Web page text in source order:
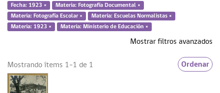
Fecha
Tipo de Recurso
Fecha: 1923 ×
Materia: Fotografía Documental ×
Materia: Fotografía Escolar ×
Materia: Escuelas Normalistas ×
Materia: 1923 ×
Materia: Ministerio de Educación ×
Mostrar filtros avanzados
Mostrando ítems 1-1 de 1 Ordenar